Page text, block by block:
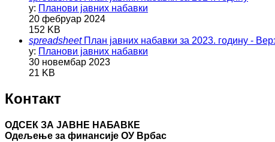
у: Планови јавних набавки
20 фебруар 2024
152 KB
spreadsheet План јавних набавки за 2023. годину -
у: Планови јавних набавки
30 новембар 2023
21 KB
Контакт
ОДСЕК ЗА ЈАВНЕ НАБАВКЕ
Oдељење за финансије ОУ Врбас